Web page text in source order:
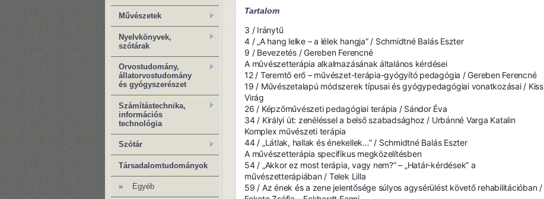
Művészetek
Nyelvkönyvek,
szótárak
Orvostudomány,
állatorvostudomány
és gyógyszerészet
Számítástechnika,
információs
technológia
Szótár
Társadalomtudományok
» Egyéb
Tartalom
3 / Iránytű
4 / „A hang lelke – a lélek hangja” / Schmidtné Balás Eszter
9 / Bevezetés / Gereben Ferencné
A mûvészetterápia alkalmazásának általános kérdései
12 / Teremtő erő – művészet-terápia-gyógyító pedagógia / Gereben Ferencné
19 / Művészetalapú módszerek típusai és gyógypedagógiai vonatkozásai / Kiss
Virág
26 / Képzőművészeti pedagógiai terápia / Sándor Éva
34 / Királyi út: zenéléssel a belső szabadsághoz / Urbánné Varga Katalin
Komplex művészeti terápia
44 / „Látlak, hallak és énekellek…” / Schmidtné Balás Eszter
A művészetterápia specifikus megközelítésben
54 / „Akkor ez most terápia, vagy nem?” – „Határ-kérdések” a
művészetterápiában / Telek Lilla
59 / Az ének és a zene jelentősége súlyos agysérülést követő rehabilitációban /